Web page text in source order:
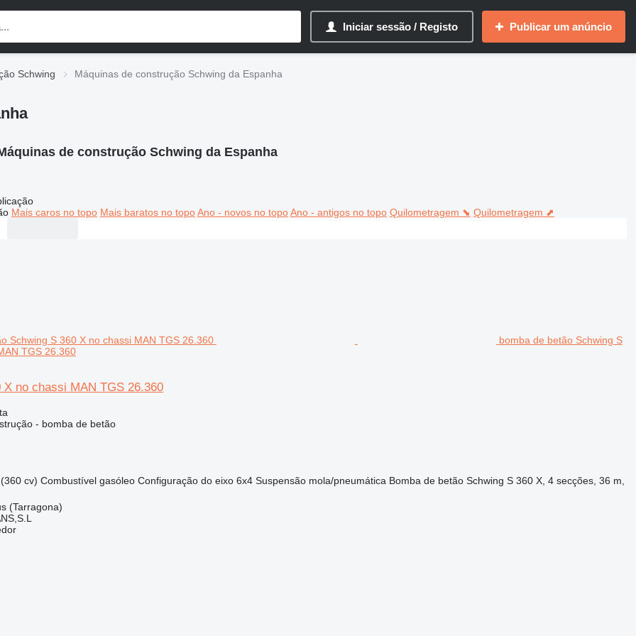
Iniciar sessão / Registo Publicar um anúncio
Schwing Máquinas de construção Schwing da Espanha
de construção Schwing da Espanha
Mais caros no topo Mais baratos no topo Ano - novos no topo Ano - antigos no topo Quilometragem ⬊ Quilometragem ⬈
bomba de betão Schwing S
TGS 26.360
X no chassi MAN TGS 26.360
- bomba de betão
cv) Combustível gasóleo Configuração do eixo 6x4 Suspensão mola/pneumática Bomba de betão Schwing S 360 X, 4 secções, 36 m,
(Tarragona)